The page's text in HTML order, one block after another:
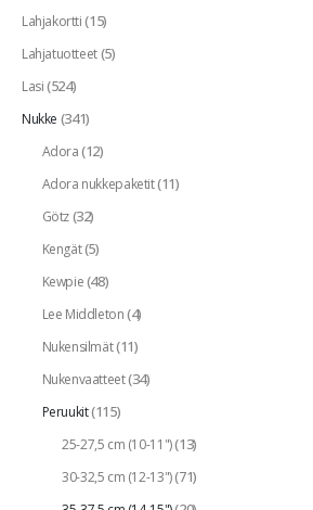
Lahjakortti(15)
Lahjatuotteet(5)
Lasi(524)
Nukke (341)
Adora(12)
Adora nukkepaketit(11)
Götz(32)
Kengät(5)
Kewpie(48)
Lee Middleton(4)
Nukensilmät(11)
Nukenvaatteet(34)
Peruukit(115)
25-27,5 cm (10-11")(13)
30-32,5 cm (12-13")(71)